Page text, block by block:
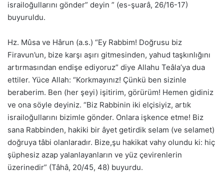
israiloğullarını gönder” deyin ” (es-şuarâ, 26/16-17)
buyuruldu.
Hz. Mûsa ve Hârun (a.s.) “Ey Rabbim! Doğrusu biz
Firavun’un, bize karşı aşırı gitmesinden, yahud taşkınlığını
artırmasından endişe ediyoruz” diye Allahu Teâla’ya dua
ettiler. Yüce Allah: “Korkmayınız! Çünkü ben sizinle
beraberim. Ben (her şeyi) işitirim, görürüm! Hemen gidiniz
ve ona söyle deyiniz. “Biz Rabbinin iki elçisiyiz, artık
israiloğullarını bizimle gönder. Onlara işkence etme! Biz
sana Rabbinden, hakiki bir âyet getirdik selam (ve selamet)
doğruya tâbi olanlaradır. Bize,şu hakikat vahy olundu ki: hiç
şüphesiz azap yalanlayanların ve yüz çevirenlerin
üzerinedir” (Tâhâ, 20/45, 48) buyurdu.